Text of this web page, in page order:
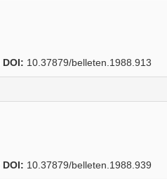
DOI: 10.37879/belleten.1988.913
DOI: 10.37879/belleten.1988.939